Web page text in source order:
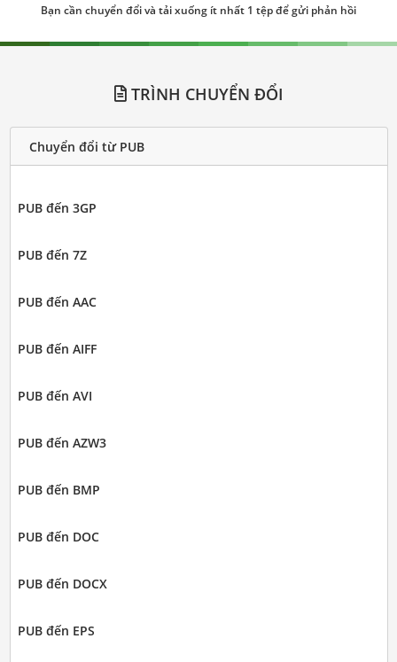
Bạn cần chuyển đổi và tải xuống ít nhất 1 tệp để gửi phản hồi
TRÌNH CHUYỂN ĐỔI
Chuyển đổi từ PUB
PUB đến 3GP
PUB đến 7Z
PUB đến AAC
PUB đến AIFF
PUB đến AVI
PUB đến AZW3
PUB đến BMP
PUB đến DOC
PUB đến DOCX
PUB đến EPS